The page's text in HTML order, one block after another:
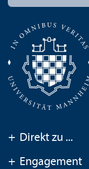
+ Direkt zu ...
+ Engagement